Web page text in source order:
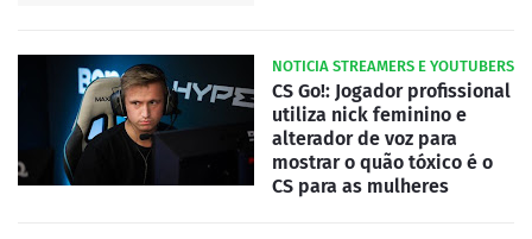
NOTICIA STREAMERS E YOUTUBERS
CS Go!: Jogador profissional
utiliza nick feminino e
alterador de voz para
mostrar o quão tóxico é o
CS para as mulheres